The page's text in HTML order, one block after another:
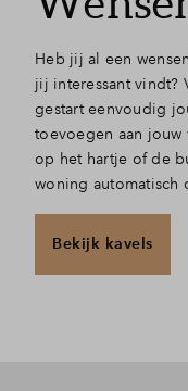
Heb jij al een
jij interessant vindt?
gestart eenvoudig
toevoegen aan
op het hartje of de
woning automatisch
Bekijk kavels